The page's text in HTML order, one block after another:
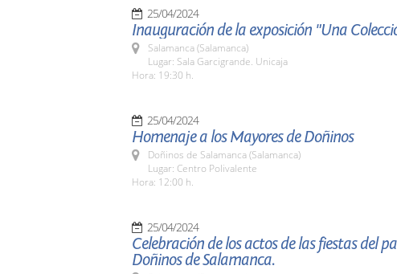
25/04/2024
Inauguración de la exposición "Una
Salamanca (Salamanca)
Lugar: Sala Garcigrande. Unicaja
Hora: 19:30 h.
25/04/2024
Homenaje a los Mayores de Doñinos
Doñinos de Salamanca (Salamanca)
Lugar: Centro Polivalente
Hora: 12:00 h.
25/04/2024
Celebración de los actos de las fiestas del
Doñinos de Salamanca.